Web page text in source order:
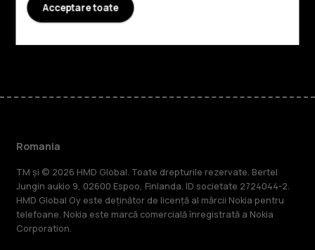
Asistență
FacebookInstagram
TiktokYoutubeLinkedinDiscord
Romania
TM și © 2026 HMD Global. Toate drepturile rezervate. Bertel
Jungin aukio 9, 02600 Espoo, Finlanda. ID societate 2724044-2.
HMD Global Oy este deținător de licență al mărcii Nokia pentru
telefoane. Nokia este marcă comercială înregistrată a Nokia
Corporation.
Acceptare toate